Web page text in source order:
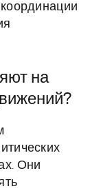
на
Они